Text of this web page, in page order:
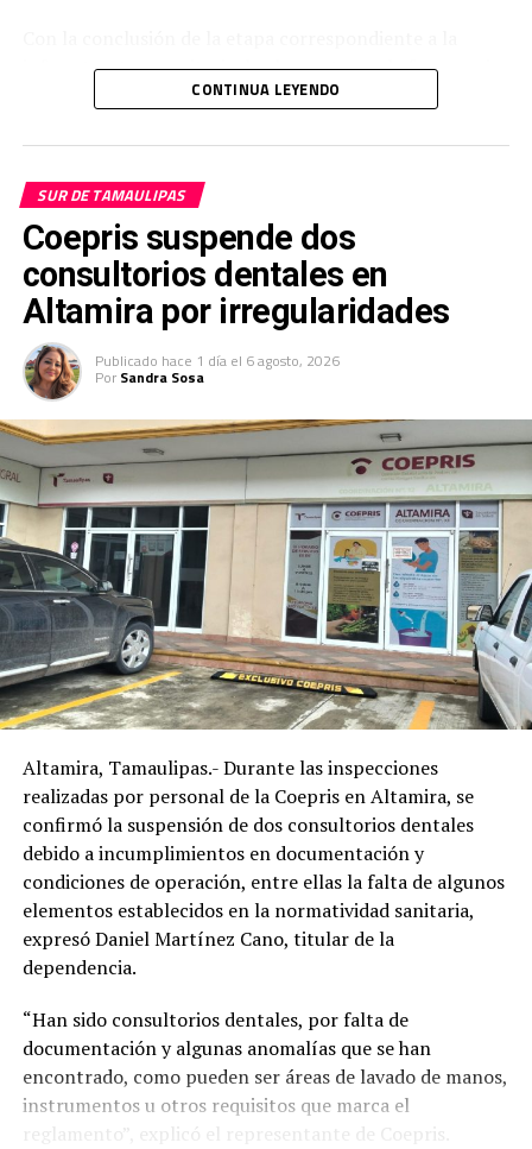
infraestructura sanitaria, la obra entra en la fase previa
a la programación de los trabajos de reposición del
rehabilitación integral.
Estas acciones se desarrollan en coordinación con el
Ayuntamiento de Ciudad Madero, sumando esfuerzos
institucionales para fortalecer la infraestructura urbana
y mejorar la calidad de los servicios públicos en una de
las colonias con mayor tradición e historia del
municipio.
CONTINUA LEYENDO
SUR DE TAMAULIPAS
Coepris suspende dos
consultorios dentales en
Altamira por irregularidades
Publicado hace 1 día el 6 agosto, 2026
Por Sandra Sosa
Altamira, Tamaulipas.- Durante las inspecciones
realizadas por personal de la Coepris en Altamira, se
confirmó la suspensión de dos consultorios dentales
debido a incumplimientos en documentación y
condiciones de operación, entre ellas la falta de algunos
elementos establecidos en la normatividad sanitaria,
expresó Daniel Martínez Cano, titular de la
dependencia.
“Han sido consultorios dentales, por falta de
documentación y algunas anomalías que se han
encontrado, como pueden ser áreas de lavado de manos,
instrumentos u otros requisitos que marca el
reglamento”, explicó el representante de Coepris.